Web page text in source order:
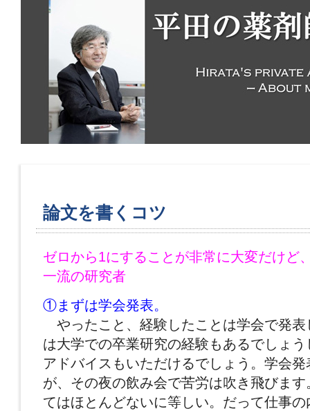
論文を書くコツ
ゼロから1にすることが非常に大変だけど
一流の研究者
①まずは学会発表。
やったこと、経験したことは学会で発
は大学での卒業研究の経験もあるでしょ
アドバイスもいただけるでしょう。学会
が、その夜の飲み会で苦労は吹き飛びま
てはほとんどないに等しい。だって仕事